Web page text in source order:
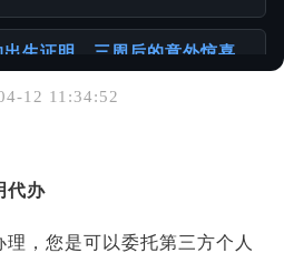
生证明，三周后的意外惊喜
12 11:34:52
代办
，您是可以委托第三方个人